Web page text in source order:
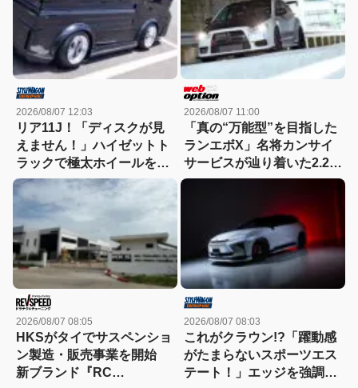
2026/08/07 12:03
リア11J！「ディスクが見
えません！」ハイゼットト
ラックで極太ホイールを履
きこなす！
2026/08/07 11:00
「真の“万能型”を目指した
ランエボX」名将カンサイ
サービスが辿り着いた2.2L
仕様を紐解く
2026/08/07 08:05
HKSがタイでサスペンショ
ン製造・販売事業を開始
新ブランド『RC
2026/08/07 08:03
これがクラウン!?「躍動感
がたまらないスポーツエス
テート！」エッジを強調し